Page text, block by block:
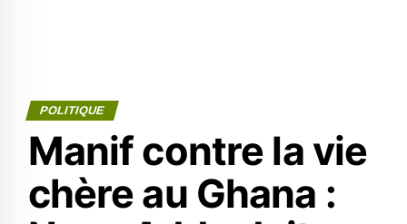
POLITIQUE
Manif contre la vie
chère au Ghana :